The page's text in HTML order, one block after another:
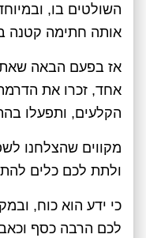
השולטים בו,
אותה חתימה קטנה
אז בפעם הבאה
אחד, זכרו את
הקלעים, ותפעלו
מקווים שהצלחנו
ולתת לכם כלים
כי ידע הוא כוח,
לכם הרבה כסף